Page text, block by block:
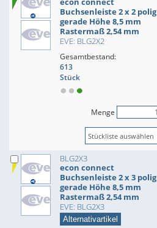
Buchsenleiste 2 x 2 polig
gerade Höhe 8,5 mm
Rastermaß 2,54 mm
EVE: BLG2X2
Gesamtbestand:
613
Stück
Menge
BLG2X3
econ connect
Buchsenleiste 2 x 3 polig
gerade Höhe 8,5 mm
Rastermaß 2,54 mm
EVE: BLG2X3
Alternativartikel